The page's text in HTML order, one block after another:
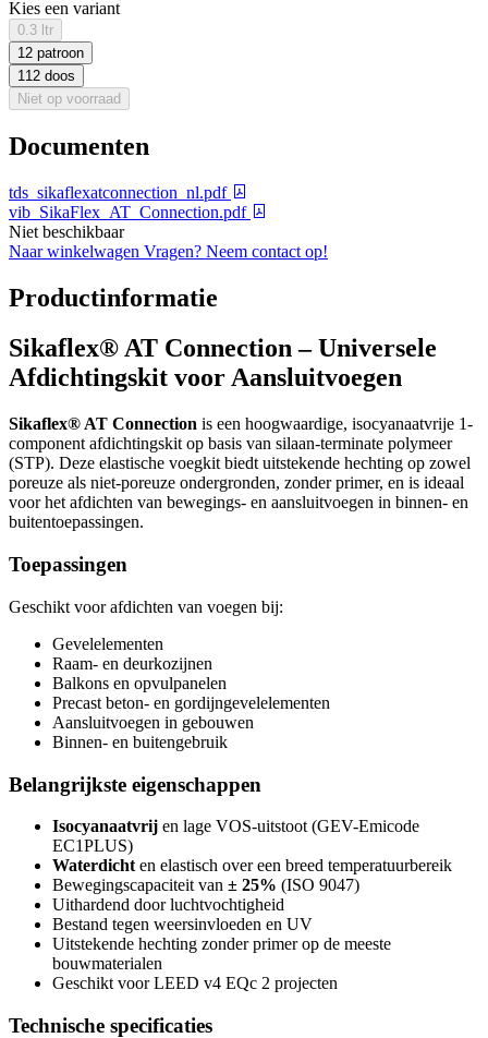
Kies een variant
0.3 ltr
12 patroon
112 doos
Niet op voorraad
Documenten
tds_sikaflexatconnection_nl.pdf
vib_SikaFlex_AT_Connection.pdf
Niet beschikbaar
Naar winkelwagen Vragen? Neem contact op!
Productinformatie
Sikaflex® AT Connection – Universele
Afdichtingskit voor Aansluitvoegen
Sikaflex® AT Connection is een hoogwaardige, isocyanaatvrije 1-
component afdichtingskit op basis van silaan-terminate polymeer
(STP). Deze elastische voegkit biedt uitstekende hechting op zowel
poreuze als niet-poreuze ondergronden, zonder primer, en is ideaal
voor het afdichten van bewegings- en aansluitvoegen in binnen- en
buitentoepassingen.
Toepassingen
Geschikt voor afdichten van voegen bij:
Gevelelementen
Raam- en deurkozijnen
Balkons en opvulpanelen
Precast beton- en gordijngevelelementen
Aansluitvoegen in gebouwen
Binnen- en buitengebruik
Belangrijkste eigenschappen
Isocyanaatvrij en lage VOS-uitstoot (GEV-Emicode
EC1PLUS)
Waterdicht en elastisch over een breed temperatuurbereik
Bewegingscapaciteit van ± 25% (ISO 9047)
Uithardend door luchtvochtigheid
Bestand tegen weersinvloeden en UV
Uitstekende hechting zonder primer op de meeste
bouwmaterialen
Geschikt voor LEED v4 EQc 2 projecten
Technische specificaties